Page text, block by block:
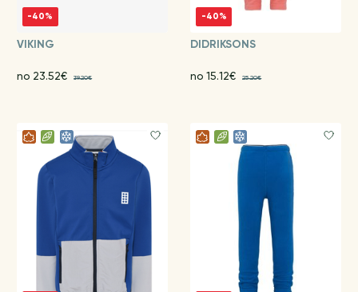
-40%
VIKING
no 23.52€ 39.20€
-40%
DIDRIKSONS
no 15.12€ 25.20€